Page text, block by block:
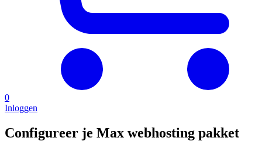
0
Inloggen
Configureer je Max webhosting pakket